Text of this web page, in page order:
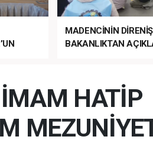
MADENCİNİN
BAKANLIKTAN
İMAM HATİP